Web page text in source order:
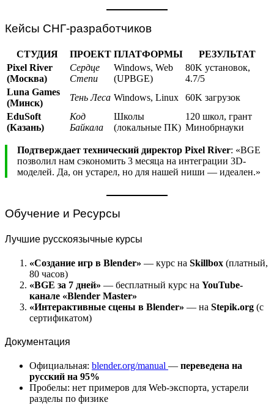
Кейсы СНГ-разработчиков
СТУДИЯ ПРОЕКТ ПЛАТФОРМЫ
РЕЗУЛЬТАТ
Pixel River
(Москва)
Сердце
Степи
Windows, Web
(UPBGE)
80K установок,
4.7/5
Luna Games
(Минск)
Тень Леса Windows, Linux 60K загрузок
EduSoft
(Казань)
Код
Байкала
Школы
(локальные ПК)
120 школ, грант
Минобрнауки
Подтверждает технический директор Pixel River: «BGE
позволил нам сэкономить 3 месяца на интеграции 3D-
моделей. Да, он устарел, но для нашей ниши — идеален.»
Обучение и Ресурсы
Лучшие русскоязычные курсы
«Создание игр в Blender» — курс на Skillbox (платный,
80 часов)
«BGE за 7 дней» — бесплатный курс на YouTube-
канале «Blender Master»
«Интерактивные сцены в Blender» — на Stepik.org (с
сертификатом)
Документация
Официальная: blender.org/manual — переведена на
русский на 95%
Пробелы: нет примеров для Web-экспорта, устарели
разделы по физике